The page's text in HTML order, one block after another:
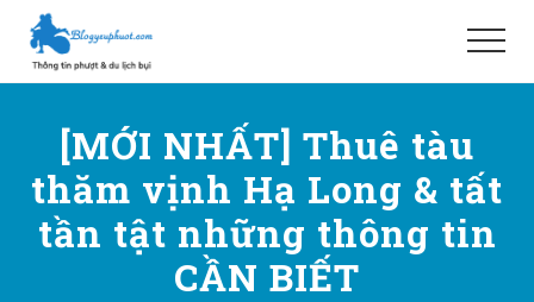
Menu
Skip
main
qua
primary
Hướng
phượt,
du
lịch
túc
Menu
[MỚI NHẤT] Thuê tàu
thăm vịnh Hạ Long & tất
tần tật những thông tin
CẦN BIẾT